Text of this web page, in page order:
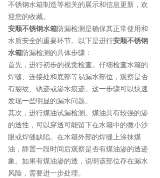
不锈钢水箱制造等相关的展示和信息更新，欢
迎您的收藏。
安顺不锈钢水箱防漏检测是确保其正常使用和
水质安全的重要环节。以下是进行安顺不锈钢
水箱防漏检测的具体步骤：
首先，进行初步的视觉检查。仔细检查水箱的
焊缝、连接处和底部等易漏水部位，观察是否
有裂纹、锈迹或渗水痕迹。这一步骤可以快速
发现一些明显的漏水问题。
其次，进行煤油试漏检测。煤油具有较强的渗
的透性，可以穿透可能留下在水箱中的微小沙
眼或焊缝缺陷。在水箱外部的焊缝上涂抹煤
油，静置一段时间后观察是否有煤油渗的透迹
象。如果有煤油渗的透，说明该部位存在漏水
风险，需要进一步处理。